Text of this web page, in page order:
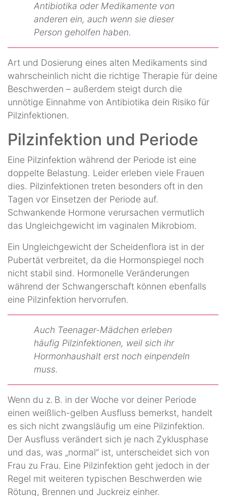
Antibiotika oder Medikamente von
anderen ein, auch wenn sie dieser
Person geholfen haben.
Art und Dosierung eines alten Medikaments sind
wahrscheinlich nicht die richtige Therapie für deine
Beschwerden – außerdem steigt durch die
unnötige Einnahme von Antibiotika dein Risiko für
Pilzinfektionen.
Pilzinfektion und Periode
Eine Pilzinfektion während der Periode ist eine
doppelte Belastung. Leider erleben viele Frauen
dies. Pilzinfektionen treten besonders oft in den
Tagen vor Einsetzen der Periode auf.
Schwankende Hormone verursachen vermutlich
das Ungleichgewicht im vaginalen Mikrobiom.
Ein Ungleichgewicht der Scheidenflora ist in der
Pubertät verbreitet, da die Hormonspiegel noch
nicht stabil sind. Hormonelle Veränderungen
während der Schwangerschaft können ebenfalls
eine Pilzinfektion hervorrufen.
Auch Teenager-Mädchen erleben
häufig Pilzinfektionen, weil sich ihr
Hormonhaushalt erst noch einpendeln
muss.
Wenn du z. B. in der Woche vor deiner Periode
einen weißlich-gelben Ausfluss bemerkst, handelt
es sich nicht zwangsläufig um eine Pilzinfektion.
Der Ausfluss verändert sich je nach Zyklusphase
und das, was „normal“ ist, unterscheidet sich von
Frau zu Frau. Eine Pilzinfektion geht jedoch in der
Regel mit weiteren typischen Beschwerden wie
Rötung, Brennen und Juckreiz einher.